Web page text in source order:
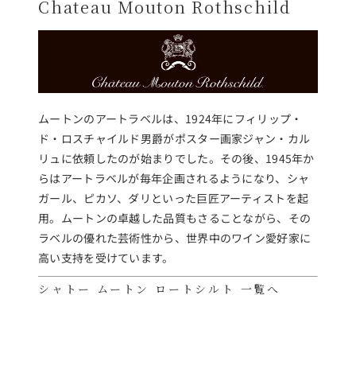
Chateau Mouton Rothschild
ムートンのアートラベルは、1924年にフィリップ・
ド・ロスチャイルド男爵がポスター画家ジャン・カル
リュに依頼したのが始まりでした。その後、1945年か
らはアートラベルが毎年企画されるようになり、シャ
ガール、ピカソ、ダリといった巨匠アーティストを起
用。ムートンの卓越した品質もさることながら、その
ラベルの優れた芸術性から、世界中のワイン愛好家に
高い支持を受けています。
シャトー ムートン ロートシルト 一覧へ